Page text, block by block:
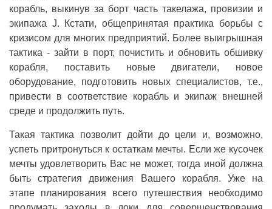
корабль, выкинув за борт часть такелажа, провизии и
экипажа J. Кстати, общепринятая практика борьбы с
кризисом для многих предприятий. Более выигрышная
тактика - зайти в порт, почистить и обновить обшивку
корабля, поставить новые двигатели, новое
оборудование, подготовить новых специалистов, т.е.,
привести в соответствие корабль и экипаж внешней
среде и продолжить путь.
Такая тактика позволит дойти до цели и, возможно,
успеть притронуться к остаткам мечты. Если же кусочек
мечты удовлетворить Вас не может, тогда иной должна
быть стратегия движения Вашего корабля. Уже на
этапе планирования всего путешествия необходимо